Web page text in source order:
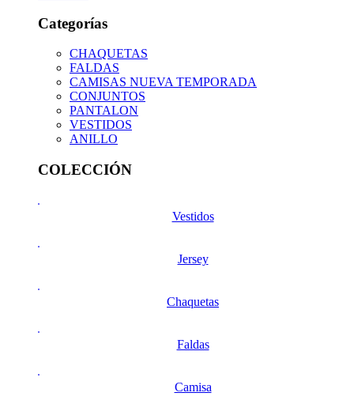
Categorías
CHAQUETAS
FALDAS
CAMISAS NUEVA TEMPORADA
CONJUNTOS
PANTALON
VESTIDOS
ANILLO
COLECCIÓN
Vestidos
Jersey
Chaquetas
Faldas
Camisa